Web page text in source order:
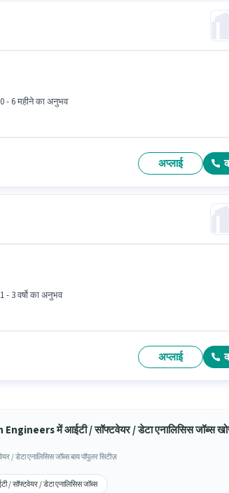
0 - 6 महीने का अनुभव
अप्लाई
- 3 वर्षो का अनुभव
अप्लाई
में आईटी / सॉफ्टवेयर / डेटा एनालिसिस जॉब्स
डेटा एनालिसिस जॉब्स बाय पॉपुलर सिटीज़
/ सॉफ्टवेयर / डेटा एनालिसिस जॉब्स